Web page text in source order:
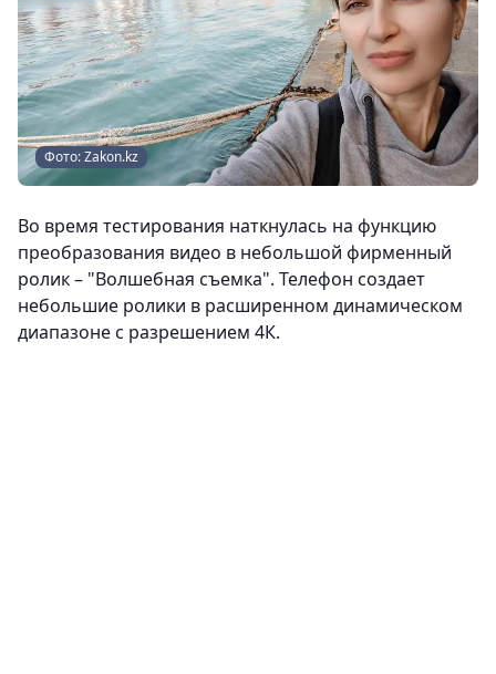
Фото: Zakon.kz
Во время тестирования наткнулась на функцию
преобразования видео в небольшой фирменный
ролик – "Волшебная съемка". Телефон создает
небольшие ролики в расширенном динамическом
диапазоне c разрешением 4К.